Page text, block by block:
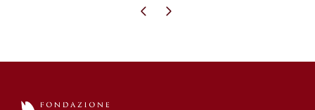
Pagina precedente
Pagina successiva